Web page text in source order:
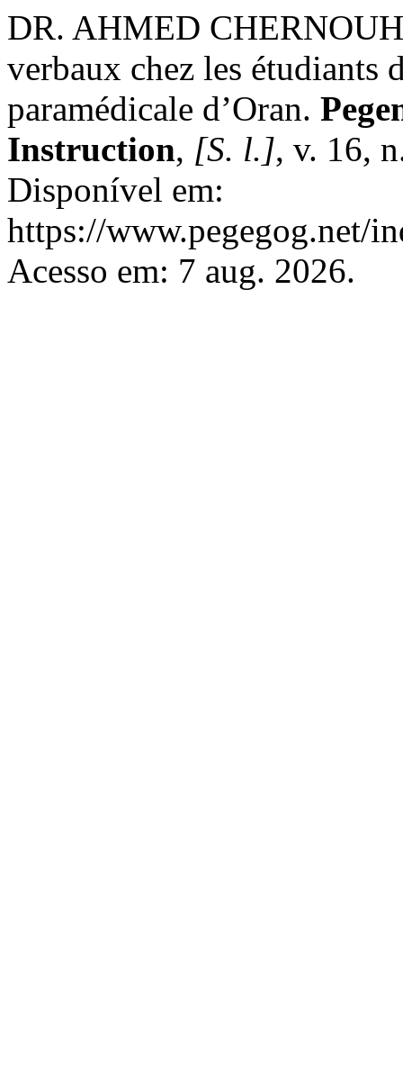
DR. AHMED
verbaux chez les étudiants
paramédicale d’Oran.
Instruction, [S. l.], v. 16,
Disponível em:
https://www.pegegog.net/
Acesso em: 7 aug. 2026.